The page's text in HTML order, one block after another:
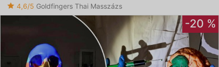
4,6/5 Goldfingers Thai Masszázs
-20 %